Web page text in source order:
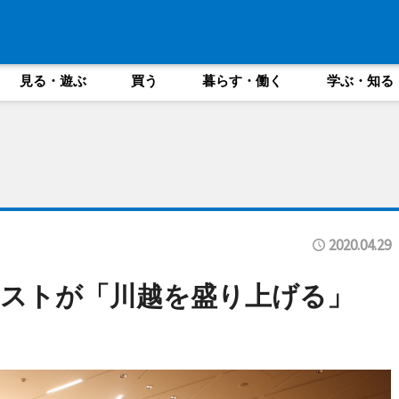
見る・遊ぶ 買う 暮らす・働く 学ぶ・知る
2020.04.29
トが「川越を盛り上げる」